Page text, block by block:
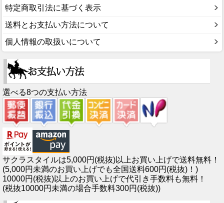
特定商取引法に基づく表示
送料とお支払い方法について
個人情報の取扱いについて
選べる8つの支払い方法
サクラスタイルは5,000円(税抜)以上お買い上げで送料無料！
(5,000円未満のお買い上げでも全国送料600円(税抜)！)
10000円(税抜)以上のお買い上げで代引き手数料も無料！
(税抜10000円未満の場合手数料300円(税抜))